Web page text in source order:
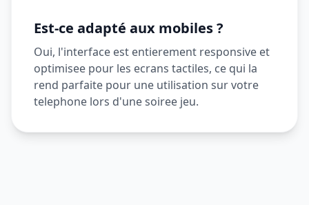
Est-ce adapté aux mobiles ?
Oui, l'interface est entierement responsive et
optimisee pour les ecrans tactiles, ce qui la
rend parfaite pour une utilisation sur votre
telephone lors d'une soiree jeu.